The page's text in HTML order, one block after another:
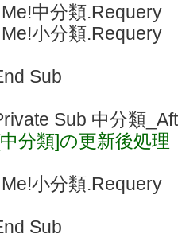
Me!中分類.Requery
Me!小分類.Requery
Sub
Sub 中分類
分類]の更新後処理
Me!小分類.Requery
Sub